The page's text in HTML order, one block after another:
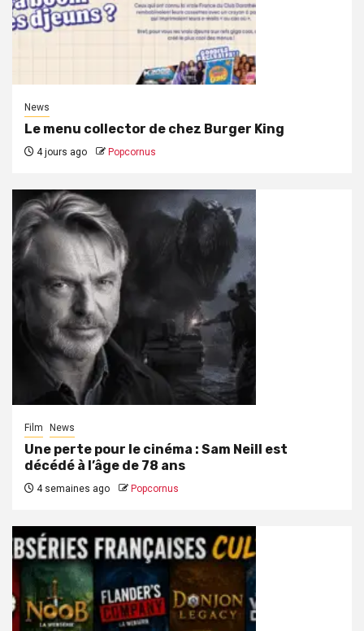
News
Le menu collector de chez Burger King
4 jours ago Popcornus
Film News
Une perte pour le cinéma : Sam Neill est
décédé à l’âge de 78 ans
4 semaines ago Popcornus